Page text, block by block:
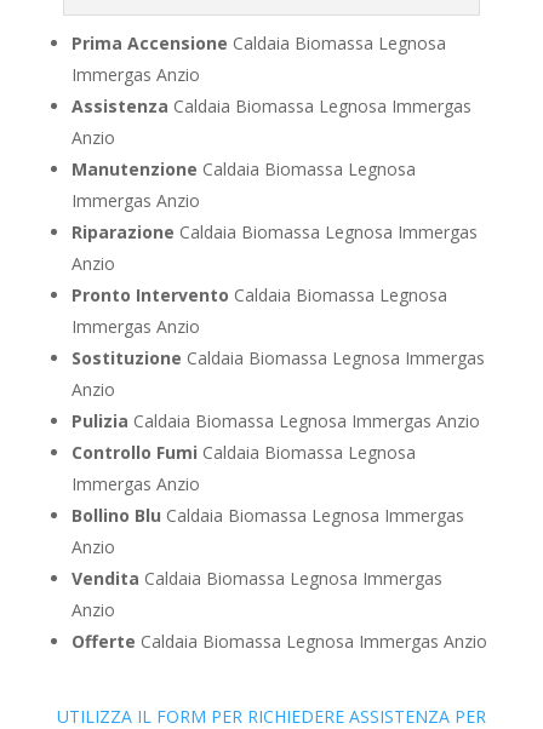
Prima Accensione Caldaia Biomassa Legnosa
Immergas Anzio
Assistenza Caldaia Biomassa Legnosa Immergas
Anzio
Manutenzione Caldaia Biomassa Legnosa
Immergas Anzio
Riparazione Caldaia Biomassa Legnosa Immergas
Anzio
Pronto Intervento Caldaia Biomassa Legnosa
Immergas Anzio
Sostituzione Caldaia Biomassa Legnosa Immergas
Anzio
Pulizia Caldaia Biomassa Legnosa Immergas Anzio
Controllo Fumi Caldaia Biomassa Legnosa
Immergas Anzio
Bollino Blu Caldaia Biomassa Legnosa Immergas
Anzio
Vendita Caldaia Biomassa Legnosa Immergas
Anzio
Offerte Caldaia Biomassa Legnosa Immergas Anzio
UTILIZZA IL FORM PER RICHIEDERE ASSISTENZA PER